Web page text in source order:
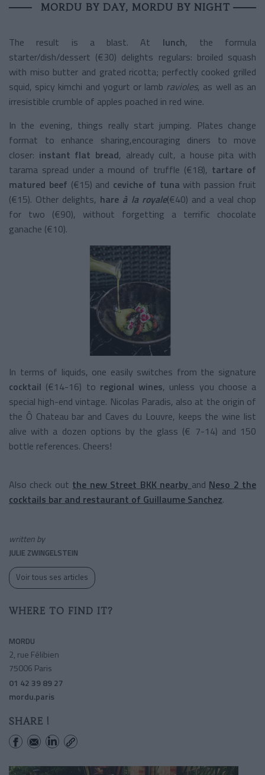
MORDU BY DAY, MORDU BY NIGHT
The result is a blast. At lunch, the formula
starter/dish/dessert (€30) delights regulars: broiled squash
with miso butter and grated ricotta; perfectly cooked grilled
squid, spicy kimchi and yogurt or lamb ravioles, as well as an
irresistible crumble of apples poached in red wine.
In the evening, things really start jumping. Plates change
format to enhance sharing,encouraging diners to move
closer: instant flat bread, already cult, a house pita with
tarama spread under a mound of truffle (€18), tartare of
matured beef (€15) and ceviche of tuna with passion fruit
(€15). Other delights, hare à la royale(€40) and a veal chop
for two (€90), without forgetting a terrific chocolate
ganache (€10).
In terms of liquids, one easily switches from the signature
cocktail (€14-16) to regional wines, unless you choose a
special high-end vintage. Nicolas Paradis, also at the origin of
the Ô Chateau bar and Caves du Louvre, keeps the wine list
alive with a dozen options by the glass (€ 7-14) and 150
bottle references. Cheers!
Also check out the new Street BKK nearby and Neso 2 the
cocktails bar and restaurant of Guillaume Sanchez.
written by
JULIE ZWINGELSTEIN
Voir tous ses articles
WHERE TO FIND IT?
MORDU
2, rue Félibien
75006 Paris
01 42 39 89 27
mordu.paris
SHARE !